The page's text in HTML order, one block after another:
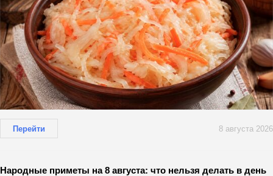
Перейти 8 августа 2026
Народные приметы на 8 августа: что нельзя делать в день